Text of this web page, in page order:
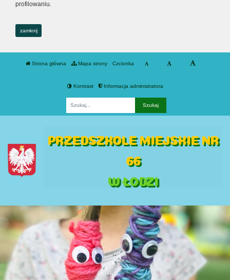
profilowaniu.
zamknij
Strona główna Mapa strony Czcionka
Kontrast Informacja administratora
PRZEDSZKOLE MIEJSKIE NR
66
W ŁODZI